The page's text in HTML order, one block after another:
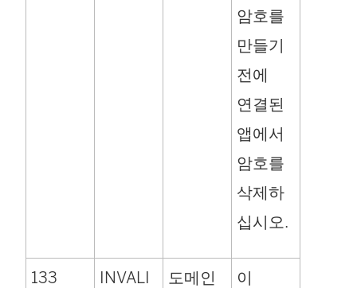
암호를
만들기
전에
연결된
앱에서
암호를
삭제하
십시오.
133
INVALI
도메인
이